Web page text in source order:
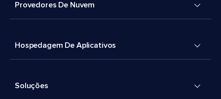
Provedores De Nuvem
Hospedagem De Aplicativos
Soluções